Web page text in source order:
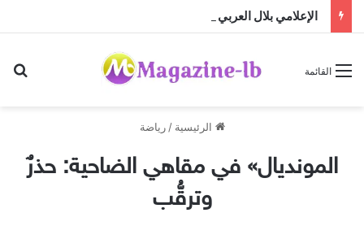
القائمة
الرئيسية / رياضة
المونديال» في مقاهي الضاحية: حذرٌ
وترقُّب